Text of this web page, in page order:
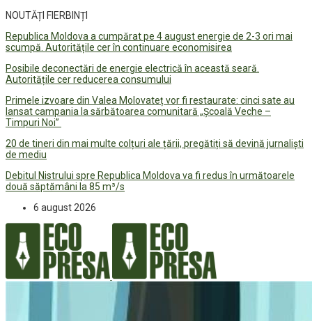
NOUTĂȚI FIERBINȚI
Republica Moldova a cumpărat pe 4 august energie de 2-3 ori mai
scumpă. Autoritățile cer în continuare economisirea
Posibile deconectări de energie electrică în această seară.
Autoritățile cer reducerea consumului
Primele izvoare din Valea Molovateț vor fi restaurate: cinci sate au
lansat campania la sărbătoarea comunitară „Școală Veche –
Timpuri Noi”
20 de tineri din mai multe colțuri ale țării, pregătiți să devină jurnaliști
de mediu
Debitul Nistrului spre Republica Moldova va fi redus în următoarele
două săptămâni la 85 m³/s
6 august 2026